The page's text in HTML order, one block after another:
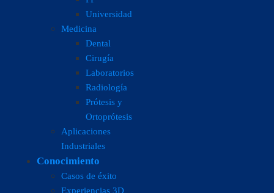
Universidad
Medicina
Dental
Cirugía
Laboratorios
Radiología
Prótesis y
Ortoprótesis
Aplicaciones
Industriales
Conocimiento
Casos de éxito
Experiencias 3D